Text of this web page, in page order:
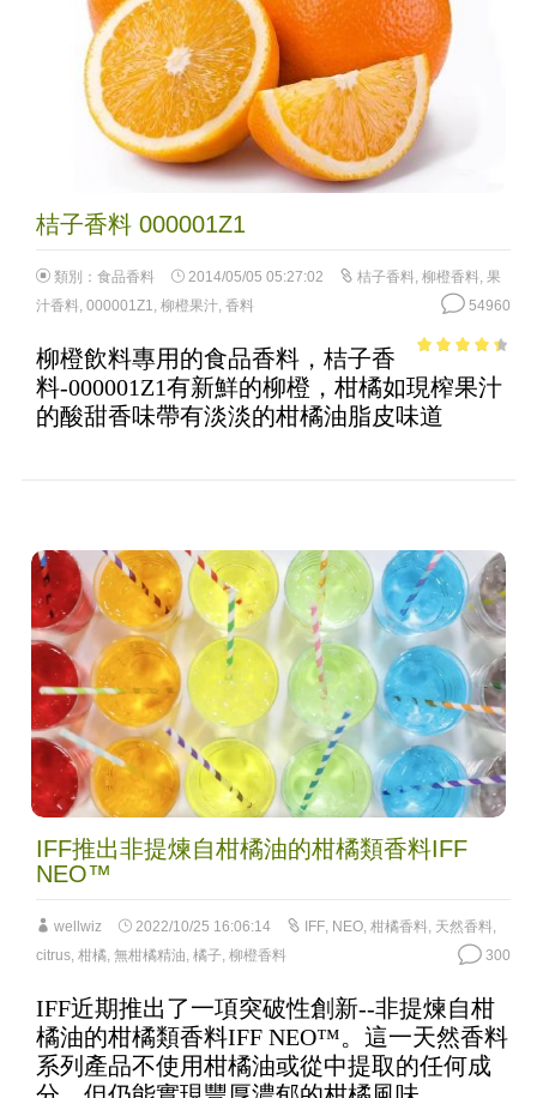
桔子香料 000001Z1
類別： 食品香料 2014/05/05 05:27:02 桔子香料, 柳橙香料, 果
汁香料, 000001Z1, 柳橙果汁, 香料 54960
5
柳橙飲料專用的食品香料，桔子香
料-000001Z1有新鮮的柳橙，柑橘如現榨果汁
的酸甜香味帶有淡淡的柑橘油脂皮味道
IFF推出非提煉自柑橘油的柑橘類香料IFF
NEO™
wellwiz 2022/10/25 16:06:14 IFF, NEO, 柑橘香料, 天然香料,
citrus, 柑橘, 無柑橘精油, 橘子, 柳橙香料 300
IFF近期推出了一項突破性創新--非提煉自柑
橘油的柑橘類香料IFF NEO™。這一天然香料
系列產品不使用柑橘油或從中提取的任何成